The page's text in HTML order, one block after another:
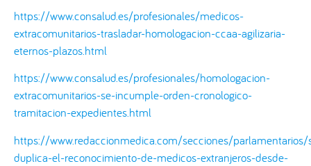
https://www.consalud.es/profesionales/medicos-
extracomunitarios-trasladar-homologacion-ccaa-agilizaria-
eternos-plazos.html
https://www.consalud.es/profesionales/homologacion-
extracomunitarios-se-incumple-orden-cronologico-
tramitacion-expedientes.html
https://www.redaccionmedica.com/secciones/
duplica-el-reconocimiento-de-medicos-extranjeros-desde-